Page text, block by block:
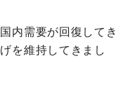
内需要が回復してき
を維持してきまし